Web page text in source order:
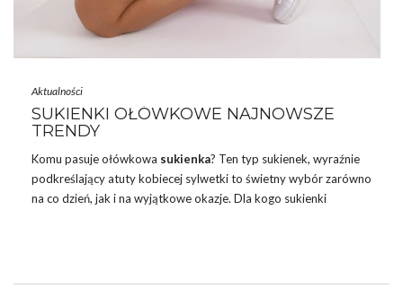
Aktualności
SUKIENKI OŁÓWKOWE NAJNOWSZE
TRENDY
Komu pasuje ołówkowa sukienka? Ten typ sukienek, wyraźnie
podkreślający atuty kobiecej sylwetki to świetny wybór zarówno
na co dzień, jak i na wyjątkowe okazje. Dla kogo sukienki